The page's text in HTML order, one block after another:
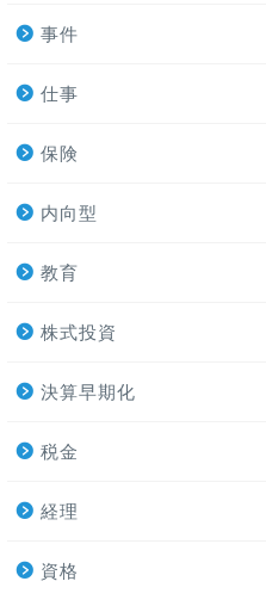
事件
仕事
保険
内向型
教育
株式投資
決算早期化
税金
経理
資格